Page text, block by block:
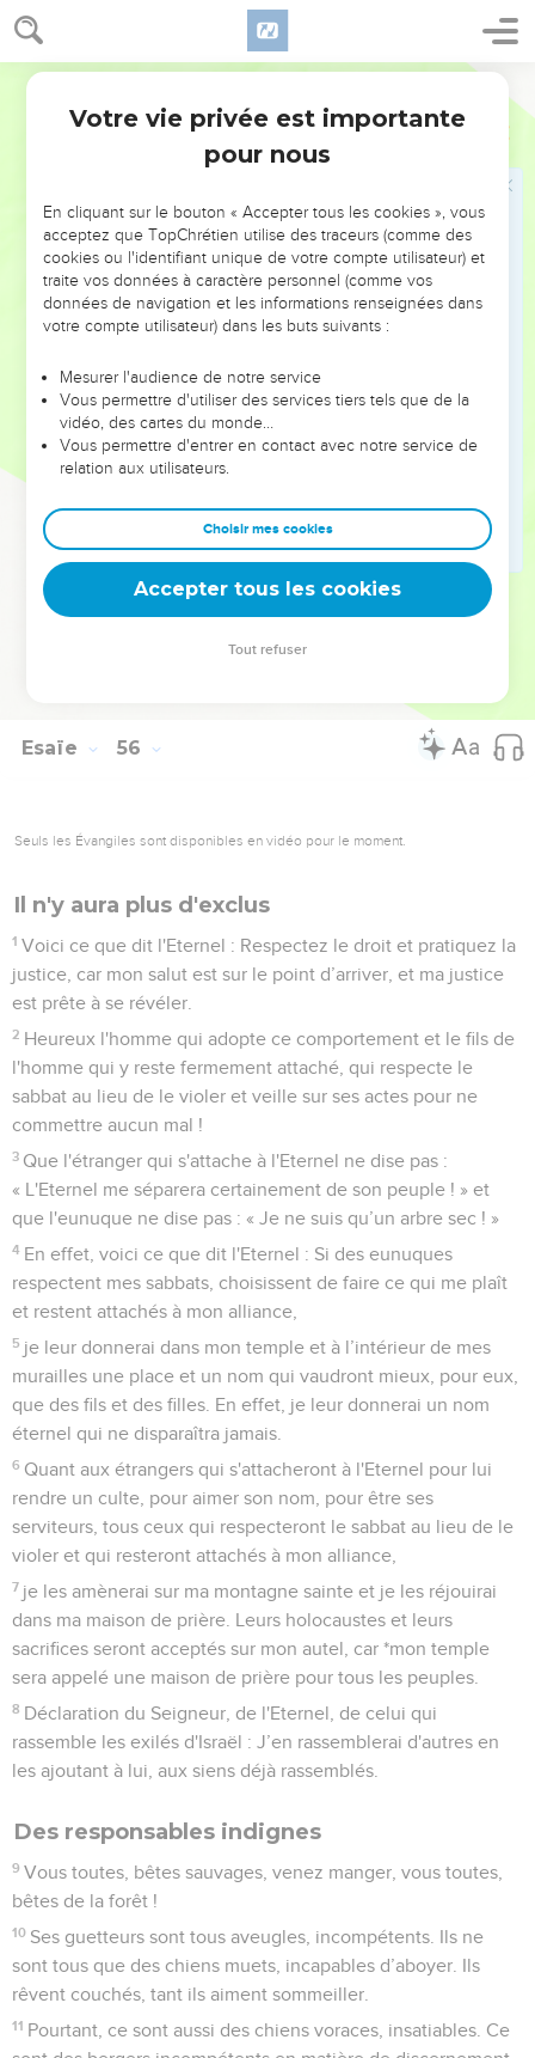
Esaïe 55
pensées ! Qu'il retourne à l'Eternel : il aura compassion de
lui. Qu'il retourne à notre Dieu, car il pardonne
abondamment.
En effet, vos pensées ne sont pas mes pensées et mes
voies ne sont pas vos voies, déclare l'Eternel.
Le ciel est bien plus haut que la terre. De même, mes voies
sont bien au-dessus de vos voies, et mes pensées bien au-
dessus de vos pensées.
La pluie et la neige descendent du ciel et n'y retournent
pas sans avoir arrosé la terre, sans l’avoir fécondée et avoir
fait germer ses plantes, sans avoir *fourni de la semence au
Il en va de même pour ma parole, celle qui sort de ma
bouche : elle ne revient pas à moi sans effet, sans avoir fait
ce que je désire et rempli la mission que je lui ai confiée.
12
la paix. Les montagnes et les collines éclateront en cris de
joie devant vous et tous les arbres de la campagne battront
des mains.
Au lieu des buissons épineux poussera le cyprès, au lieu
de l’ortie poussera le myrte, et cela contribuera à la
Esaïe 56
Seuls les Évangiles sont disponibles en vidéo pour le moment.
Il n'y aura plus d'exclus
1 Voici ce que dit l'Eternel : Respectez le droit et pratiquez la
justice, car mon salut est sur le point d’arriver, et ma justice
est prête à se révéler.
2 Heureux l'homme qui adopte ce comportement et le fils de
l'homme qui y reste fermement attaché, qui respecte le
sabbat au lieu de le violer et veille sur ses actes pour ne
commettre aucun mal !
3 Que l'étranger qui s'attache à l'Eternel ne dise pas :
« L'Eternel me séparera certainement de son peuple ! » et
que l'eunuque ne dise pas : « Je ne suis qu’un arbre sec ! »
4 En effet, voici ce que dit l'Eternel : Si des eunuques
respectent mes sabbats, choisissent de faire ce qui me plaît
et restent attachés à mon alliance,
5 je leur donnerai dans mon temple et à l’intérieur de mes
murailles une place et un nom qui vaudront mieux, pour eux,
que des fils et des filles. En effet, je leur donnerai un nom
éternel qui ne disparaîtra jamais.
6 Quant aux étrangers qui s'attacheront à l'Eternel pour lui
rendre un culte, pour aimer son nom, pour être ses
serviteurs, tous ceux qui respecteront le sabbat au lieu de le
violer et qui resteront attachés à mon alliance,
7 je les amènerai sur ma montagne sainte et je les réjouirai
dans ma maison de prière. Leurs holocaustes et leurs
sacrifices seront acceptés sur mon autel, car *mon temple
sera appelé une maison de prière pour tous les peuples.
8 Déclaration du Seigneur, de l'Eternel, de celui qui
rassemble les exilés d'Israël : J’en rassemblerai d'autres en
les ajoutant à lui, aux siens déjà rassemblés.
Des responsables indignes
9 Vous toutes, bêtes sauvages, venez manger, vous toutes,
bêtes de la forêt !
10 Ses guetteurs sont tous aveugles, incompétents. Ils ne
sont tous que des chiens muets, incapables d’aboyer. Ils
rêvent couchés, tant ils aiment sommeiller.
11 Pourtant, ce sont aussi des chiens voraces, insatiables. Ce
Votre vie privée est importante
pour nous
En cliquant sur le bouton « Accepter tous les cookies », vous
acceptez que TopChrétien utilise des traceurs (comme des
cookies ou l'identifiant unique de votre compte utilisateur) et
traite vos données à caractère personnel (comme vos
données de navigation et les informations renseignées dans
votre compte utilisateur) dans les buts suivants :
Mesurer l'audience de notre service
Vous permettre d'utiliser des services tiers tels que de la
vidéo, des cartes du monde…
Vous permettre d'entrer en contact avec notre service de
relation aux utilisateurs.
Choisir mes cookies
Accepter tous les cookies
Tout refuser